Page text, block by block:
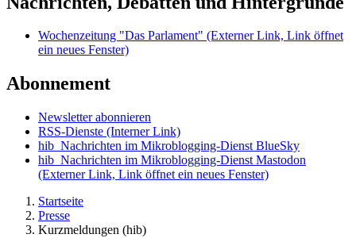
Wochenzeitung "Das Parlament" (Externer Link, Link öffnet
ein neues Fenster)
Abonnement
Newsletter abonnieren
RSS-Dienste (Interner Link)
hib_Nachrichten im Mikroblogging-Dienst BlueSky
hib_Nachrichten im Mikroblogging-Dienst Mastodon
(Externer Link, Link öffnet ein neues Fenster)
Startseite
Presse
Kurzmeldungen (hib)